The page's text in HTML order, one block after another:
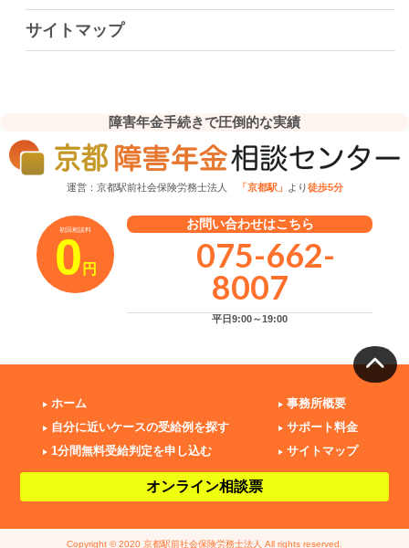
サイトマップ
障害年金手続きで圧倒的な実績
運営：京都駅前社会保険労務士法人 「京都駅」 より徒歩5分
初回相談料
0 円
お問い合わせはこちら
075-662-
8007
平日9:00～19:00
ホーム
自分に近いケースの受給例を探す
1分間無料受給判定を申し込む
事務所概要
サポート料金
サイトマップ
オンライン相談票
Copyright © 2020 京都駅前社会保険労務士法人 All rights reserved.